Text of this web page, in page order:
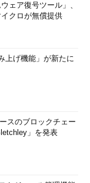
ウェア復号ツール」、
イクロが無償提供
上げ機能」が新たに
スのブロックチェー
」を発表